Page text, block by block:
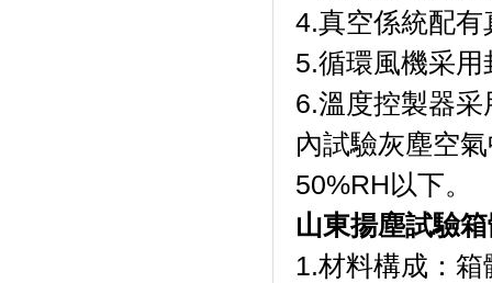
4.真空係統配有真
5.循環風機采用
6.溫度控製器采
內試驗灰塵空氣
50%RH以下。
山東揚塵試驗
1.材料構成：